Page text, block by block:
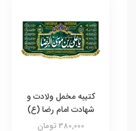
کتیبه مخمل ولادت و
شهادت امام رضا (ع)
380,000 تومان